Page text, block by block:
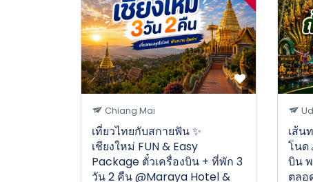
Chiang Mai
เที่ยวไทยกับสกายฟัน ✨
เชียงใหม่ FUN & Easy
Package ตั๋วเครื่องบิน + ที่พัก 3
วัน 2 คืน @Maraya Hotel &
เส้น
โนด
บิน
ตลอ